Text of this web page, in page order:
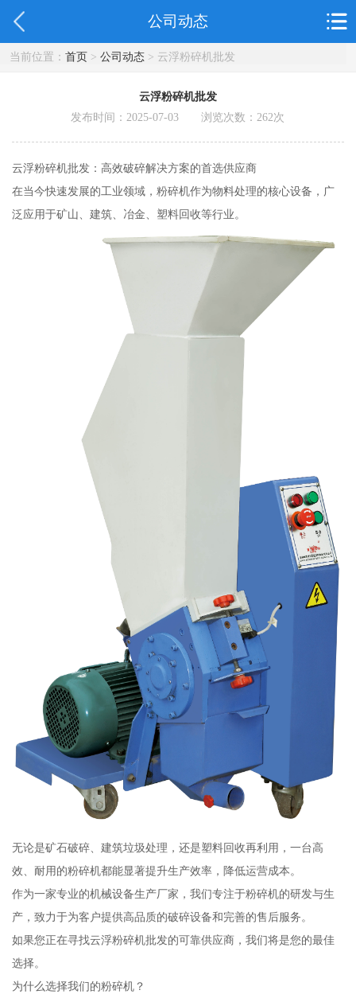
公司动态
当前位置： 首页> 公司动态> 云浮粉碎机批发
云浮粉碎机批发
发布时间：2025-07-03 浏览次数：262次
云浮粉碎机批发：高效破碎解决方案的首选供应商
在当今快速发展的工业领域，粉碎机作为物料处理的核心设备，广
泛应用于矿山、建筑、冶金、塑料回收等行业。
无论是矿石破碎、建筑垃圾处理，还是塑料回收再利用，一台高
效、耐用的粉碎机都能显著提升生产效率，降低运营成本。
作为一家专业的机械设备生产厂家，我们专注于粉碎机的研发与生
产，致力于为客户提供高品质的破碎设备和完善的售后服务。
如果您正在寻找云浮粉碎机批发的可靠供应商，我们将是您的最佳
选择。
为什么选择我们的粉碎机？